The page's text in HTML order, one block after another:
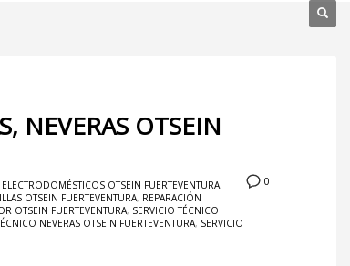
NEVERAS OTSEIN
0
OTSEIN FUERTEVENTURA,
OTSEIN FUERTEVENTURA, REPARACIÓN
OTSEIN FUERTEVENTURA, SERVICIO TÉCNICO
NEVERAS OTSEIN FUERTEVENTURA, SERVICIO